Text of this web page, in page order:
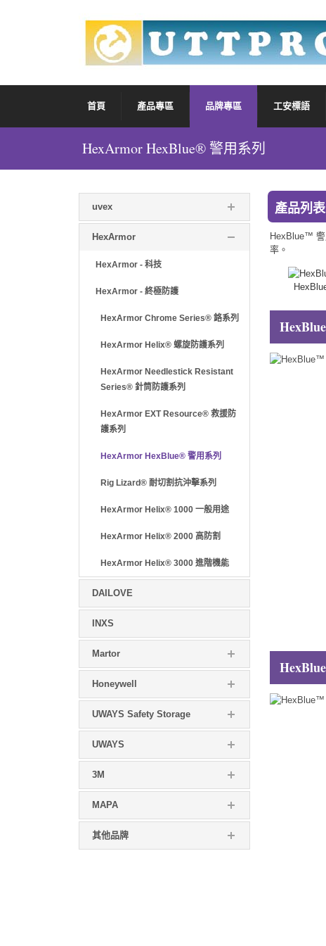
首頁 產品專區 品牌專區 工安標語
HexArmor HexBlue® 警用系列
uvex
HexArmor
HexArmor - 科技
HexArmor - 終極防護
HexArmor Chrome Series® 鉻系列
HexArmor Helix® 螺旋防護系列
HexArmor Needlestick Resistant
Series® 針筒防護系列
HexArmor EXT Resource® 救援防
護系列
HexArmor HexBlue® 警用系列
Rig Lizard® 耐切割抗沖擊系列
HexArmor Helix® 1000 一般用途
HexArmor Helix® 2000 高防割
HexArmor Helix® 3000 進階機能
DAILOVE
INXS
Martor
Honeywell
UWAYS Safety Storage
UWAYS
3M
MAPA
其他品牌
產品列表
HexBlue™ 警
率。